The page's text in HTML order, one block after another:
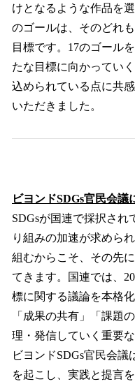
けとなるような作品を
のゴールは、そのどれ
目標です。17のゴール
たな目標に向かってい
込められている点に共
いただきました。
ビヨンドSDGs官民会議
SDGsが国連で採択され
り組みの加速が求めら
組むからこそ、その先
てきます。国連では、
標に関する議論を本格
「成果の共有」「課題
理・発信していく重要
ビヨンドSDGs官民会
を起こし、実践と提言